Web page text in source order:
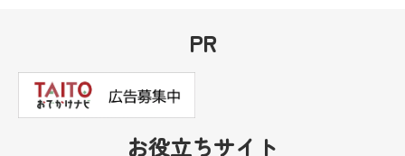
PR
お役立ちサイト